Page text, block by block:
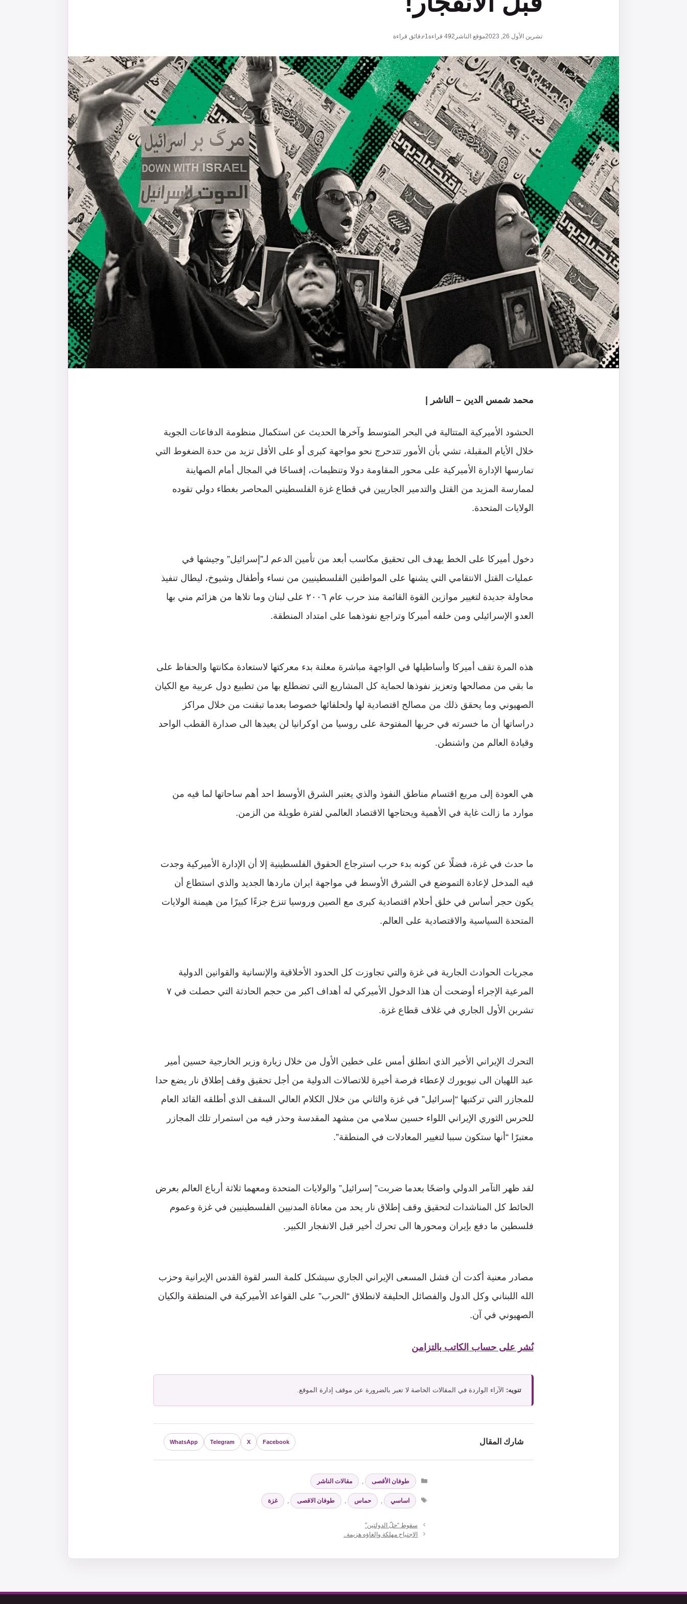
تشرين الأول 26, 2023 موقع الناشر 492 قراءة1 دقائق قراءة
محمد شمس الدين – الناشر |
الحشود الأميركية المتتالية في البحر المتوسط وآخرها الحديث عن استكمال منظومة الدفاعات الجوية
خلال الأيام المقبلة، تشي بأن الأمور تتدحرج نحو مواجهة كبرى أو على الأقل تزيد من حدة الضغوط التي
تمارسها الإدارة الأميركية على محور المقاومة دولا وتنظيمات، إفساحًا في المجال أمام الصهاينة
لممارسة المزيد من القتل والتدمير الجاريين في قطاع غزة الفلسطيني المحاصر بغطاء دولي تقوده
الولايات المتحدة.
دخول أميركا على الخط يهدف الى تحقيق مكاسب أبعد من تأمين الدعم لـ”إسرائيل” وجيشها في
عمليات القتل الانتقامي التي يشنها على المواطنين الفلسطينيين من نساء وأطفال وشيوخ، ليطال تنفيذ
محاولة جديدة لتغيير موازين القوة القائمة منذ حرب عام ٢٠٠٦ على لبنان وما تلاها من هزائم مني بها
العدو الإسرائيلي ومن خلفه أميركا وتراجع نفوذهما على امتداد المنطقة.
هذه المرة تقف أميركا وأساطيلها في الواجهة مباشرة معلنة بدء معركتها لاستعادة مكانتها والحفاظ على
ما بقي من مصالحها وتعزيز نفوذها لحماية كل المشاريع التي تضطلع بها من تطبيع دول عربية مع الكيان
الصهيوني وما يحقق ذلك من مصالح اقتصادية لها ولحلفائها خصوصا بعدما تبقنت من خلال مراكز
دراساتها أن ما خسرته في حربها المفتوحة على روسيا من اوكرانيا لن يعيدها الى صدارة القطب الواحد
وقيادة العالم من واشنطن.
هي العودة إلى مربع اقتسام مناطق النفوذ والذي يعتبر الشرق الأوسط احد أهم ساحاتها لما فيه من
موارد ما زالت غاية في الأهمية ويحتاجها الاقتصاد العالمي لفترة طويلة من الزمن.
ما حدث في غزة، فضلًا عن كونه بدء حرب استرجاع الحقوق الفلسطينية إلا أن الإدارة الأميركية وجدت
فيه المدخل لإعادة التموضع في الشرق الأوسط في مواجهة ايران ماردها الجديد والذي استطاع أن
يكون حجر أساس في خلق أحلام اقتصادية كبرى مع الصين وروسيا تنزع جزءًا كبيرًا من هيمنة الولايات
المتحدة السياسية والاقتصادية على العالم.
مجريات الحوادث الجارية في غزة والتي تجاوزت كل الحدود الأخلاقية والإنسانية والقوانين الدولية
المرعية الإجراء أوضحت أن هذا الدخول الأميركي له أهداف اكبر من حجم الحادثة التي حصلت في ٧
تشربن الأول الجاري في غلاف قطاع غزة.
التحرك الإيراني الأخير الذي انطلق أمس على خطين الأول من خلال زيارة وزير الخارجية حسين أمير
عبد اللهيان الى نيويورك لإعطاء فرصة أخيرة للاتصالات الدولية من أجل تحقيق وقف إطلاق نار يضع حدا
للمجازر التي تركتبها “إسرائيل” في غزة والثاني من خلال الكلام العالي السقف الذي أطلقه القائد العام
للحرس الثوري الإيراني اللواء حسين سلامي من مشهد المقدسة وحذر فيه من استمرار تلك المجازر
معتبرًا “أنها ستكون سببا لتغيير المعادلات في المنطقة”.
لقد ظهر التآمر الدولي واضحًا بعدما ضربت” إسرائيل” والولايات المتحدة ومعهما ثلاثة أرباع العالم بعرض
الحائط كل المناشدات لتحقيق وقف إطلاق نار يحد من معاناة المدنيين الفلسطينيين في غزة وعموم
فلسطين ما دفع بإيران ومحورها الى تحرك أخير قبل الانفجار الكبير.
مصادر معنية أكدت أن فشل المسعى الإيراني الجاري سيشكل كلمة السر لقوة القدس الإيرانية وحزب
الله اللبناني وكل الدول والفصائل الحليفة لانطلاق “الحرب” على القواعد الأميركية في المنطقة والكيان
الصهيوني في آن.
نُشر على حساب الكاتب بالتزامن
تنويه: الآراء الواردة في المقالات الخاصة لا تعبر بالضرورة عن موقف إدارة الموقع.
شارك المقال Facebook
X
Telegram
WhatsApp
التصنيفات
طوفان الأقصى ,
مقالات الناشر
الوسوم
اساسي , حماس , طوفان الاقصى , غزة
سقوط “حلّ الدولتين”
الاجتياح مهلكة وإلغاؤه هزيمة..